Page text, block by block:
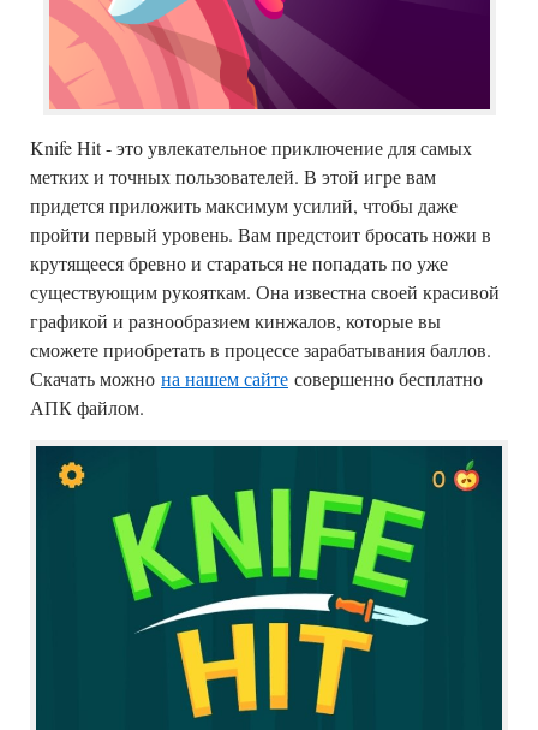
Knife Hit - это увлекательное приключение для самых
метких и точных пользователей. В этой игре вам
придется приложить максимум усилий, чтобы даже
пройти первый уровень. Вам предстоит бросать ножи в
крутящееся бревно и стараться не попадать по уже
существующим рукояткам. Она известна своей красивой
графикой и разнообразием кинжалов, которые вы
сможете приобретать в процессе зарабатывания баллов.
Скачать можно на нашем сайте совершенно бесплатно
АПК файлом.